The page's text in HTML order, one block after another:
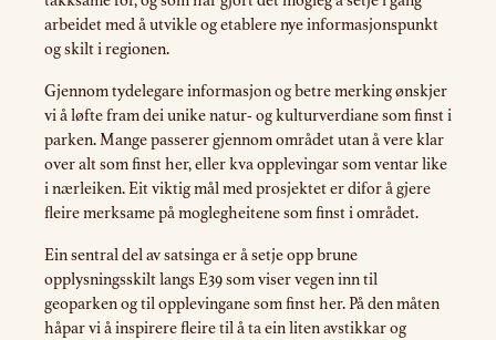
arbeidet med å utvikle og etablere nye informasjonspunkt
og skilt i regionen.
Gjennom tydelegare informasjon og betre merking ønskjer
vi å løfte fram dei unike natur- og kulturverdiane som finst i
parken. Mange passerer gjennom området utan å vere klar
over alt som finst her, eller kva opplevingar som ventar like
i nærleiken. Eit viktig mål med prosjektet er difor å gjere
fleire merksame på moglegheitene som finst i området.
Ein sentral del av satsinga er å setje opp brune
opplysningsskilt langs E39 som viser vegen inn til
geoparken og til opplevingane som finst her. På den måten
håpar vi å inspirere fleire til å ta ein liten avstikkar og